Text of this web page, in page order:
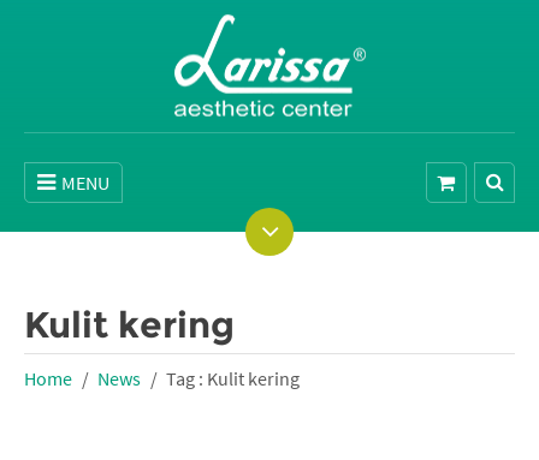
MENU
Kulit kering
Home News Tag : Kulit kering